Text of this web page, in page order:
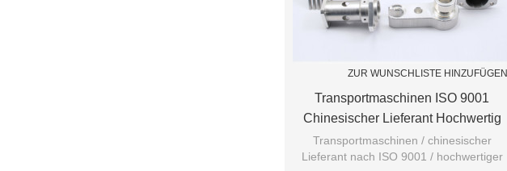
ZUR WUNSCHLISTE HINZUFÜGEN
Transportmaschinen ISO 9001
Chinesischer Lieferant Hochwertig
Maßgeschneiderte
Bearbeitungsservice Gute Qualität
Transportmaschinen / chinesischer
Lieferant nach ISO 9001 / hochwertiger